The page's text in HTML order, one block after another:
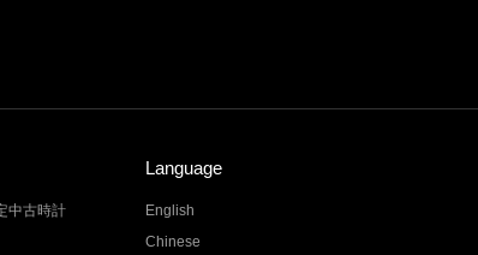
中古時計
Language
English
Chinese